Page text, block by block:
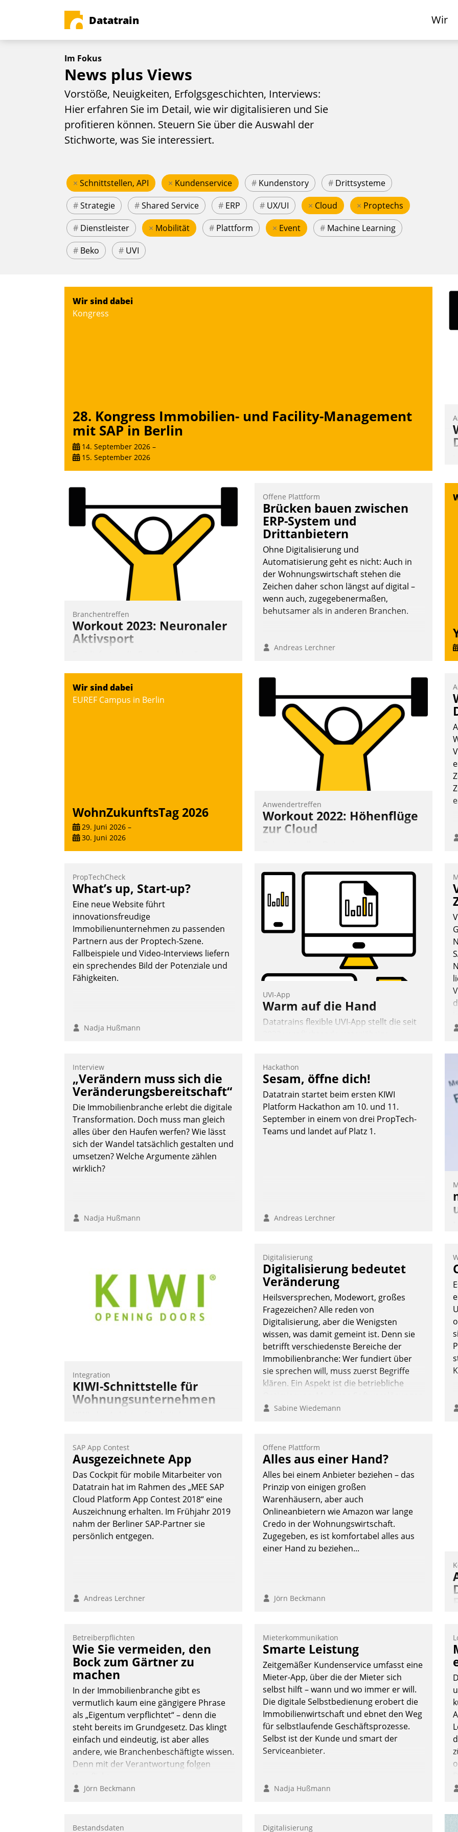
Datatrain Wir
Im Fokus
News plus Views
Vorstöße, Neuigkeiten, Erfolgsgeschichten, Interviews:
Hier erfahren Sie im Detail, wie wir digitalisieren und Sie
profitieren können. Steuern Sie über die Auswahl der
Stichworte, was Sie interessiert.
× Schnittstellen, API × Kundenservice # Kundenstory # Drittsysteme
#Strategie #Shared Service # ERP # UX/UI × Cloud × Proptechs
# Dienstleister × Mobilität # Plattform × Event # Machine Learning
# Beko # UVI
Wir sind dabei
Kongress
28. Kongress Immobilien- und Facility-Management
mit SAP in Berlin
14. September 2026 –
15. September 2026
Branchentreffen
Workout 2023: Neuronaler
Aktivsport
Vernetzungsideen fürs Quartier.
Dazwischen zeigte Datatrain, was es
Offene Plattform
Brücken bauen zwischen
ERP-System und
Drittanbietern
Ohne Digitalisierung und
Automatisierung geht es nicht: Auch in
der Wohnungswirtschaft stehen die
Zeichen daher schon längst auf digital –
wenn auch, zugegebenermaßen,
behutsamer als in anderen Branchen.
Andreas Lerchner
Wir sind dabei
EUREF Campus in Berlin
WohnZukunftsTag 2026
29. Juni 2026 –
30. Juni 2026
Anwendertreffen
Workout 2022: Höhenflüge
zur Cloud
erhielten die Teilnehmerinnen und
Teilnehmer kurzweilige Einblicke in
innovative Cloud-Strategien und -
Lösungen mit hohem Zukunftspotenzial.
Andreas Lerchner
PropTechCheck
What’s up, Start-up?
Eine neue Website führt
innovationsfreudige
Immobilienunternehmen zu passenden
Partnern aus der Proptech-Szene.
Fallbeispiele und Video-Interviews liefern
ein sprechendes Bild der Potenziale und
Fähigkeiten.
Nadja Hußmann
UVI-App
Warm auf die Hand
Datatrains flexible UVI-App stellt die seit
Die monatlichen Mitteilungen zum
Heizungs- und Wasserverbrauch gehen
automatisiert, vollständig und auf
Wunsch über mehrere zuvor festgelegte
Kommunikationswege bei den
Empfängern ein.
Interview
„Verändern muss sich die
Veränderungsbereitschaft“
Die Immobilienbranche erlebt die digitale
Transformation. Doch muss man gleich
alles über den Haufen werfen? Wie lässt
sich der Wandel tatsächlich gestalten und
umsetzen? Welche Argumente zählen
wirklich?
Nadja Hußmann
Hackathon
Sesam, öffne dich!
Datatrain startet beim ersten KIWI
Platform Hackathon am 10. und 11.
September in einem von drei PropTech-
Teams und landet auf Platz 1.
Andreas Lerchner
Integration
KIWI-Schnittstelle für
Wohnungsunternehmen
Softwareentwicklungshaus Datatrain.
Andreas Lerchner
Digitalisierung
Digitalisierung bedeutet
Veränderung
Heilsversprechen, Modewort, großes
Fragezeichen? Alle reden von
Digitalisierung, aber die Wenigsten
wissen, was damit gemeint ist. Denn sie
betrifft verschiedenste Bereiche der
Immobilienbranche: Wer fundiert über
sie sprechen will, muss zuerst Begriffe
klären. Ein Aspekt ist die betriebliche
ermöglichen große Einsparungen durch
Allein mit der Einführung einer neuen
Software ist es nicht getan. Die
Digitalisierung erfordert von
Unternehmen die Bereitschaft, sich zu
überprüfen, zu hinterfragen und zu
verändern.
Sabine Wiedemann
SAP App Contest
Ausgezeichnete App
Das Cockpit für mobile Mitarbeiter von
Datatrain hat im Rahmen des „MEE SAP
Cloud Platform App Contest 2018“ eine
Auszeichnung erhalten. Im Frühjahr 2019
nahm der Berliner SAP-Partner sie
persönlich entgegen.
Andreas Lerchner
Offene Plattform
Alles aus einer Hand?
Alles bei einem Anbieter beziehen – das
Prinzip von einigen großen
Warenhäusern, aber auch
Onlineanbietern wie Amazon war lange
Credo in der Wohnungswirtschaft.
Zugegeben, es ist komfortabel alles aus
einer Hand zu beziehen...
Jörn Beckmann
Betreiberpflichten
Wie Sie vermeiden, den
Bock zum Gärtner zu
machen
In der Immobilienbranche gibt es
vermutlich kaum eine gängigere Phrase
als „Eigentum verpflichtet“ – denn die
steht bereits im Grundgesetz. Das klingt
einfach und eindeutig, ist aber alles
andere, wie Branchenbeschäftigte wissen.
Denn mit der Verantwortung folgen
Jörn Beckmann
Mieterkommunikation
Smarte Leistung
Zeitgemäßer Kundenservice umfasst eine
Mieter-App, über die der Mieter sich
selbst hilft – wann und wo immer er will.
Die digitale Selbstbedienung erobert die
Immobilienwirtschaft und ebnet den Weg
für selbstlaufende Geschäftsprozesse.
Selbst ist der Kunde und smart der
Serviceanbieter.
Nadja Hußmann
Bestandsdaten Digitalisierung